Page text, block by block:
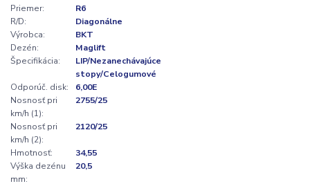
Priemer:
R6
R/D:
Diagonálne
Výrobca:
BKT
Dezén:
Maglift
Špecifikácia:
LIP/Nezanechávajúce
stopy/Celogumové
Odporúč. disk:
6,00E
Nosnosť pri
km/h (1):
2755/25
Nosnosť pri
km/h (2):
2120/25
Hmotnosť:
34,55
Výška dezénu
mm:
20,5